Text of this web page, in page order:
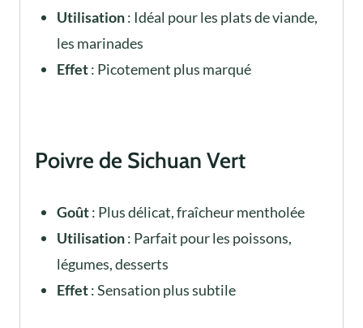
Utilisation: Idéal pour les plats de viande,
les marinades
Effet: Picotement plus marqué
Poivre de Sichuan Vert
Goût: Plus délicat, fraîcheur mentholée
Utilisation: Parfait pour les poissons,
légumes, desserts
Effet: Sensation plus subtile